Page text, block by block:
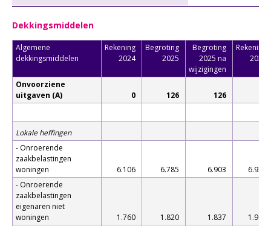
Dekkingsmiddelen
Algemene
dekkingsmiddelen
Rekening
2024
Begroting
2025
Begroting
2025 na
wijzigingen
Rekening
2025
Onvoorziene
uitgaven (A)
0 126 126
Lokale heffingen
- Onroerende
zaakbelastingen
woningen
6.106 6.785 6.903
6.937
- Onroerende
zaakbelastingen
eigenaren niet
woningen
1.760 1.820 1.837
1.909